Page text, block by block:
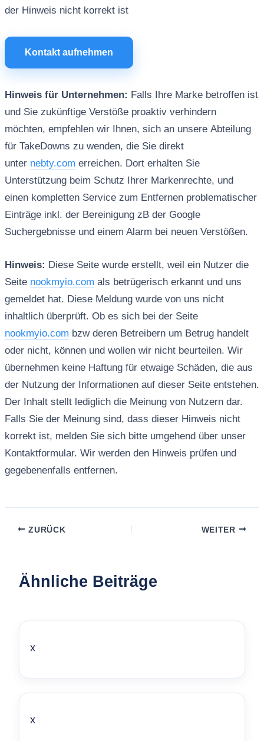
der Hinweis nicht korrekt ist
Kontakt aufnehmen
Hinweis für Unternehmen: Falls Ihre Marke betroffen ist
und Sie zukünftige Verstöße proaktiv verhindern
möchten, empfehlen wir Ihnen, sich an unsere Abteilung
für TakeDowns zu wenden, die Sie direkt
unter nebty.com erreichen. Dort erhalten Sie
Unterstützung beim Schutz Ihrer Markenrechte, und
einen kompletten Service zum Entfernen problematischer
Einträge inkl. der Bereinigung zB der Google
Suchergebnisse und einem Alarm bei neuen Verstößen.
Hinweis: Diese Seite wurde erstellt, weil ein Nutzer die
Seite nookmyio.com als betrügerisch erkannt und uns
gemeldet hat. Diese Meldung wurde von uns nicht
inhaltlich überprüft. Ob es sich bei der Seite
nookmyio.com bzw deren Betreibern um Betrug handelt
oder nicht, können und wollen wir nicht beurteilen. Wir
übernehmen keine Haftung für etwaige Schäden, die aus
der Nutzung der Informationen auf dieser Seite entstehen.
Der Inhalt stellt lediglich die Meinung von Nutzern dar.
Falls Sie der Meinung sind, dass dieser Hinweis nicht
korrekt ist, melden Sie sich bitte umgehend über unser
Kontaktformular. Wir werden den Hinweis prüfen und
gegebenenfalls entfernen.
ZURÜCK WEITER
Ähnliche Beiträge
x
x